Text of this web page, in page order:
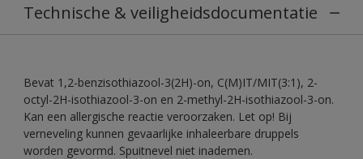
Technische & veiligheidsdocumentatie
Bevat 1,2-benzisothiazool-3(2H)-on, C(M)IT/MIT(3:1), 2-
octyl-2H-isothiazool-3-on en 2-methyl-2H-isothiazool-3-on.
Kan een allergische reactie veroorzaken. Let op! Bij
verneveling kunnen gevaarlijke inhaleerbare druppels
worden gevormd. Spuitnevel niet inademen.